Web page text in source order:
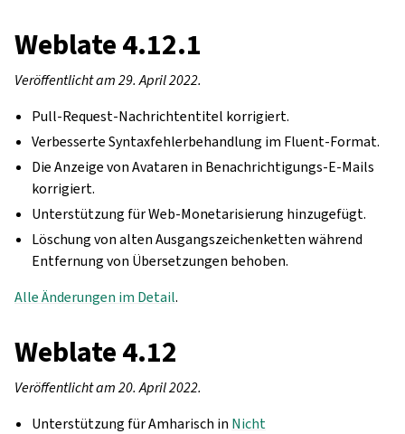
Weblate 4.12.1
Veröffentlicht am 29. April 2022.
Pull-Request-Nachrichtentitel korrigiert.
Verbesserte Syntaxfehlerbehandlung im Fluent-Format.
Die Anzeige von Avataren in Benachrichtigungs-E-Mails
korrigiert.
Unterstützung für Web-Monetarisierung hinzugefügt.
Löschung von alten Ausgangszeichenketten während
Entfernung von Übersetzungen behoben.
Alle Änderungen im Detail.
Weblate 4.12
Veröffentlicht am 20. April 2022.
Unterstützung für Amharisch in Nicht